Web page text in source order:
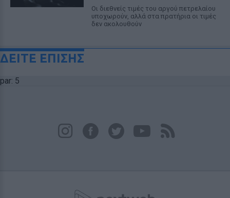
Οι διεθνείς τιμές του αργού πετρελαίου
υποχωρούν, αλλά στα πρατήρια οι τιμές
δεν ακολουθούν
ΔΕΙΤΕ ΕΠΙΣΗΣ
par: 5